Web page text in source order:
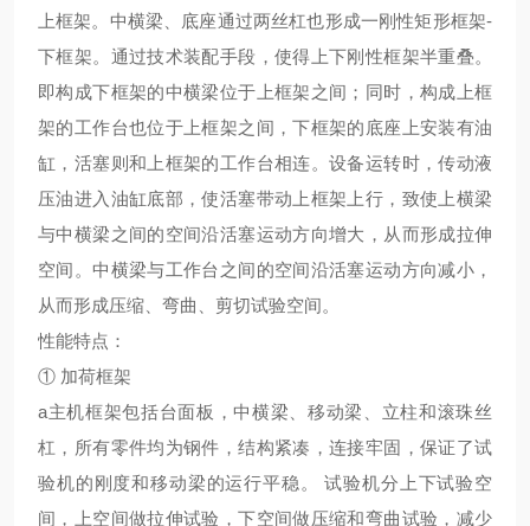
上框架。中横梁、底座通过两丝杠也形成一刚性矩形框架-
下框架。通过技术装配手段，使得上下刚性框架半重叠。
即构成下框架的中横梁位于上框架之间；同时，构成上框
架的工作台也位于上框架之间，下框架的底座上安装有油
缸，活塞则和上框架的工作台相连。设备运转时，传动液
压油进入油缸底部，使活塞带动上框架上行，致使上横梁
与中横梁之间的空间沿活塞运动方向增大，从而形成拉伸
空间。中横梁与工作台之间的空间沿活塞运动方向减小，
从而形成压缩、弯曲、剪切试验空间。
性能特点：
① 加荷框架
a主机框架包括台面板，中横梁、移动梁、立柱和滚珠丝
杠，所有零件均为钢件，结构紧凑，连接牢固，保证了试
验机的刚度和移动梁的运行平稳。 试验机分上下试验空
间，上空间做拉伸试验，下空间做压缩和弯曲试验，减少